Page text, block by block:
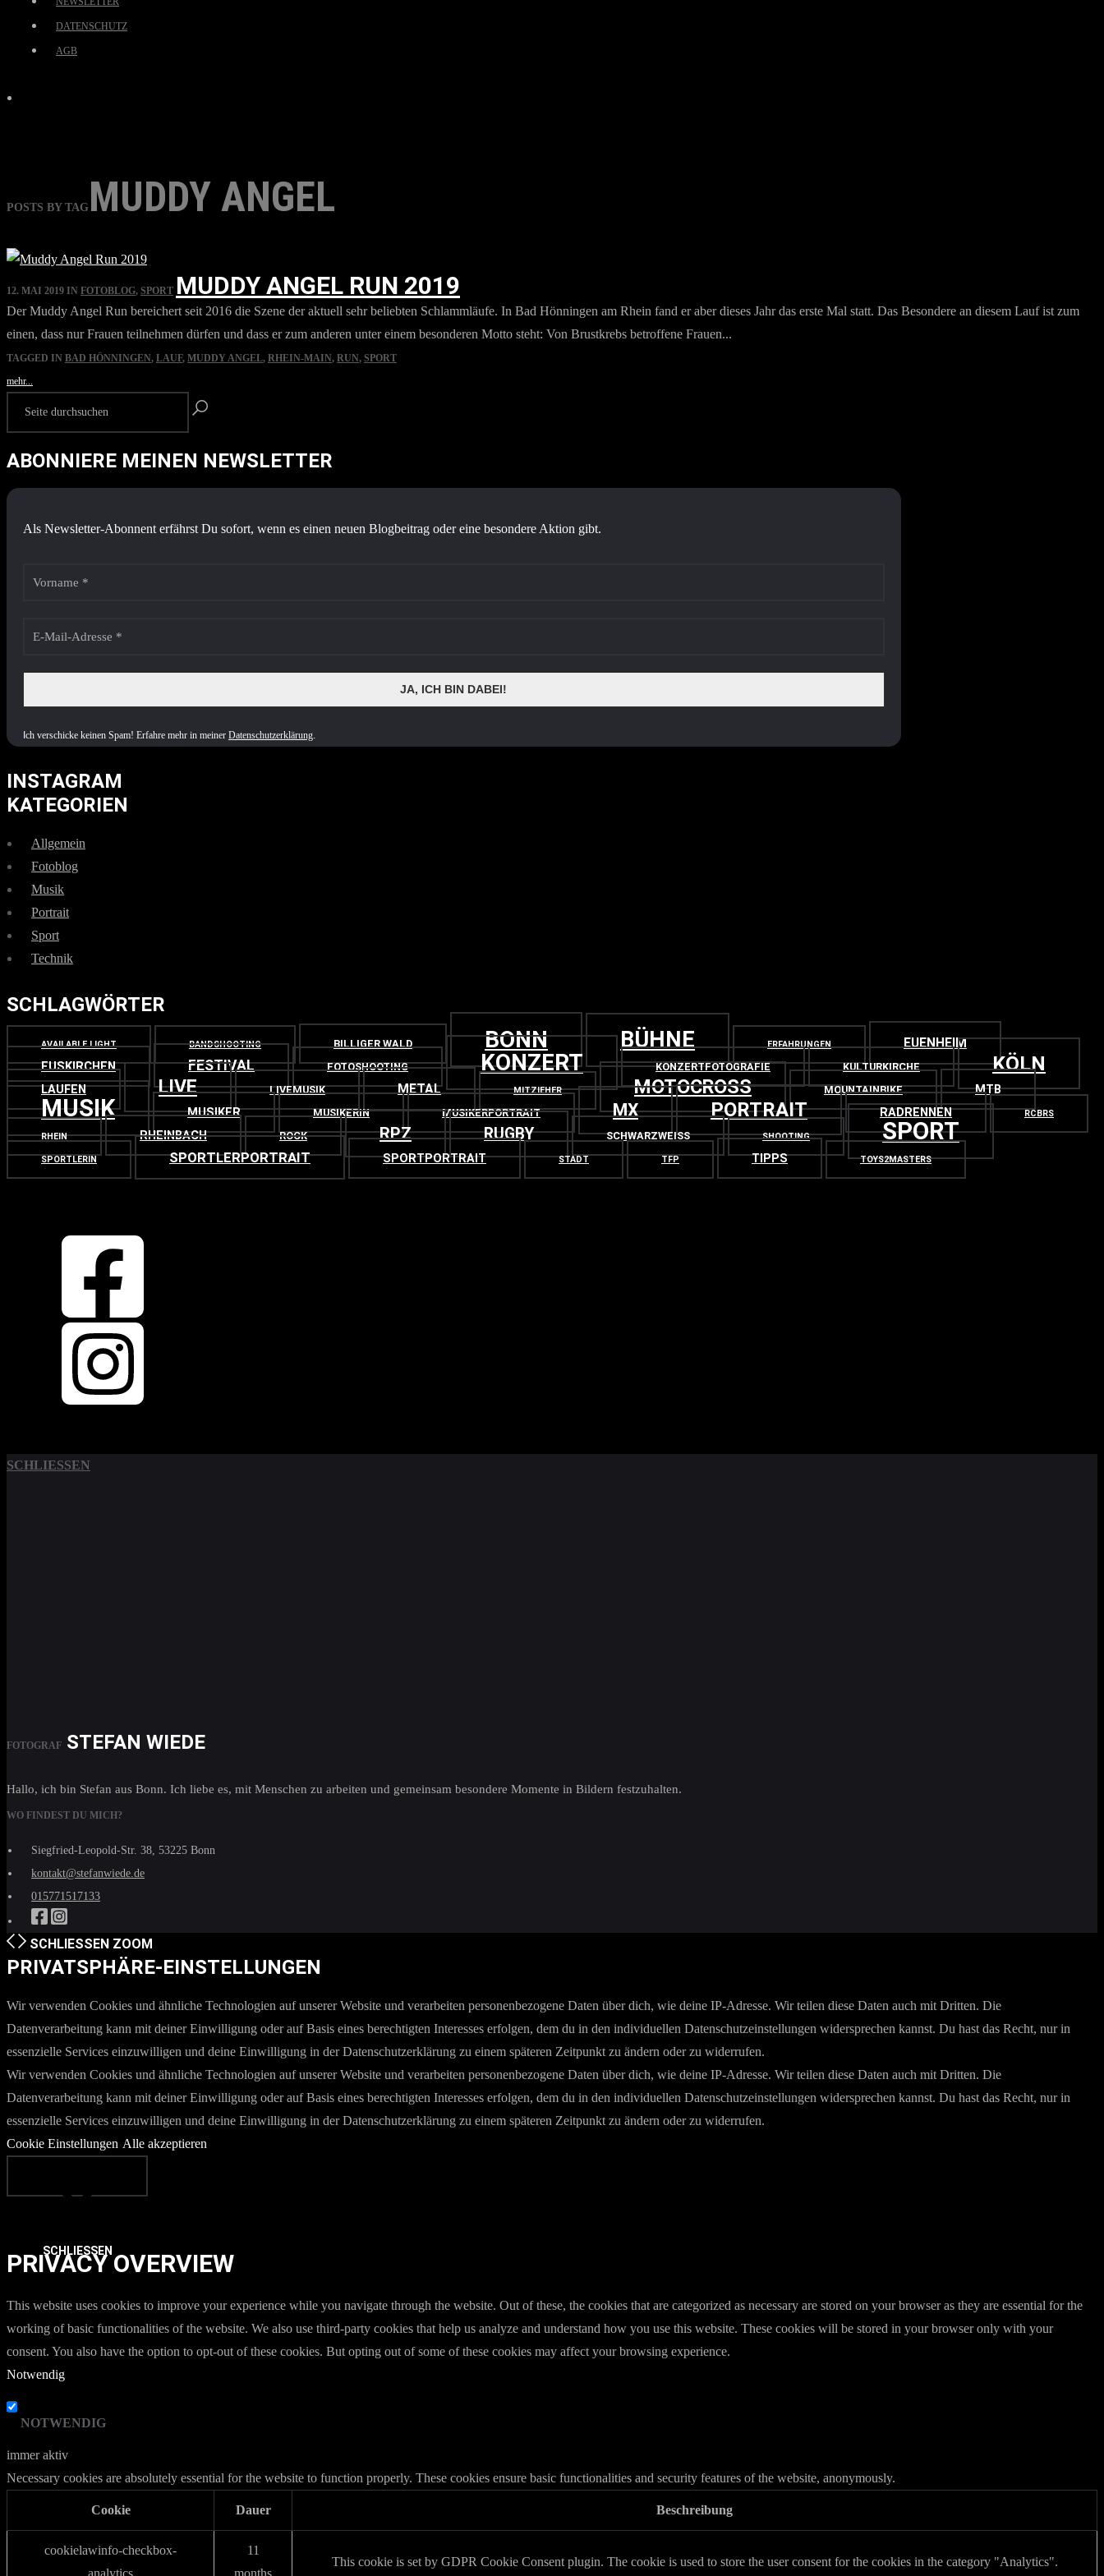
DATENSCHUTZ
AGB
POSTS BY TAG MUDDY ANGEL
12. MAI 2019 IN FOTOBLOG, SPORT MUDDY ANGEL RUN 2019
Der Muddy Angel Run bereichert seit 2016 die Szene der aktuell sehr beliebten Schlammläufe. In Bad Hönningen am Rhein fand er aber dieses Jahr das erste Mal statt. Das Besondere an diesem Lauf ist zum
einen, dass nur Frauen teilnehmen dürfen und dass er zum anderen unter einem besonderen Motto steht: Von Brustkrebs betroffene Frauen...
TAGGED IN BAD HÖNNINGEN, LAUF, MUDDY ANGEL, RHEIN-MAIN, RUN, SPORT
mehr...
ABONNIERE MEINEN NEWSLETTER
Als Newsletter-Abonnent erfährst Du sofort, wenn es einen neuen Blogbeitrag oder eine besondere Aktion gibt.
ch verschicke keinen Spam! Erfahre mehr in meiner Datenschutzerklärung.
INSTAGRAM
KATEGORIEN
Allgemein
Fotoblog
Musik
Portrait
Sport
Technik
SCHLAGWÖRTER
AVAILABLE LIGHT BANDSHOOTING BILLIGER WALD BONN BÜHNE ERFAHRUNGEN EUENHEIM
EUSKIRCHEN FESTIVAL FOTOSHOOTING KONZERT KONZERTFOTOGRAFIE KULTURKIRCHE KÖLN
LAUFEN LIVE LIVEMUSIK METAL MITZIEHER MOTOCROSS MOUNTAINBIKE MTB
MUSIK MUSIKER MUSIKERIN MUSIKERPORTRAIT MX PORTRAIT RADRENNEN RCBRS
RHEIN RHEINBACH ROCK RPZ RUGBY SCHWARZWEISS SHOOTING SPORT
SPORTLERIN SPORTLERPORTRAIT SPORTPORTRAIT STADT TFP TIPPS TOYS2MASTERS
OBEN
SCHLIESSEN
FOTOGRAF STEFAN WIEDE
Hallo, ich bin Stefan aus Bonn. Ich liebe es, mit Menschen zu arbeiten und gemeinsam besondere Momente in Bildern festzuhalten.
WO FINDEST DU MICH?
Siegfried-Leopold-Str. 38, 53225 Bonn
kontakt@stefanwiede.de
015771517133
SCHLIESSEN ZOOM
PRIVATSPHÄRE-EINSTELLUNGEN
Wir verwenden Cookies und ähnliche Technologien auf unserer Website und verarbeiten personenbezogene Daten über dich, wie deine IP-Adresse. Wir teilen diese Daten auch mit Dritten. Die
Datenverarbeitung kann mit deiner Einwilligung oder auf Basis eines berechtigten Interesses erfolgen, dem du in den individuellen Datenschutzeinstellungen widersprechen kannst. Du hast das Recht, nur in
essenzielle Services einzuwilligen und deine Einwilligung in der Datenschutzerklärung zu einem späteren Zeitpunkt zu ändern oder zu widerrufen.
Wir verwenden Cookies und ähnliche Technologien auf unserer Website und verarbeiten personenbezogene Daten über dich, wie deine IP-Adresse. Wir teilen diese Daten auch mit Dritten. Die
Datenverarbeitung kann mit deiner Einwilligung oder auf Basis eines berechtigten Interesses erfolgen, dem du in den individuellen Datenschutzeinstellungen widersprechen kannst. Du hast das Recht, nur in
essenzielle Services einzuwilligen und deine Einwilligung in der Datenschutzerklärung zu einem späteren Zeitpunkt zu ändern oder zu widerrufen.
Cookie Einstellungen Alle akzeptieren
SCHLIESSEN
PRIVACY OVERVIEW
This website uses cookies to improve your experience while you navigate through the website. Out of these, the cookies that are categorized as necessary are stored on your browser as they are essential for the
working of basic functionalities of the website. We also use third-party cookies that help us analyze and understand how you use this website. These cookies will be stored in your browser only with your
consent. You also have the option to opt-out of these cookies. But opting out of some of these cookies may affect your browsing experience.
Notwendig
NOTWENDIG
immer aktiv
Necessary cookies are absolutely essential for the website to function properly. These cookies ensure basic functionalities and security features of the website, anonymously.
Cookie Dauer Beschreibung
cookielawinfo-checkbox-
analytics
11
months
This cookie is set by GDPR Cookie Consent plugin. The cookie is used to store the user consent for the cookies in the category "Analytics".